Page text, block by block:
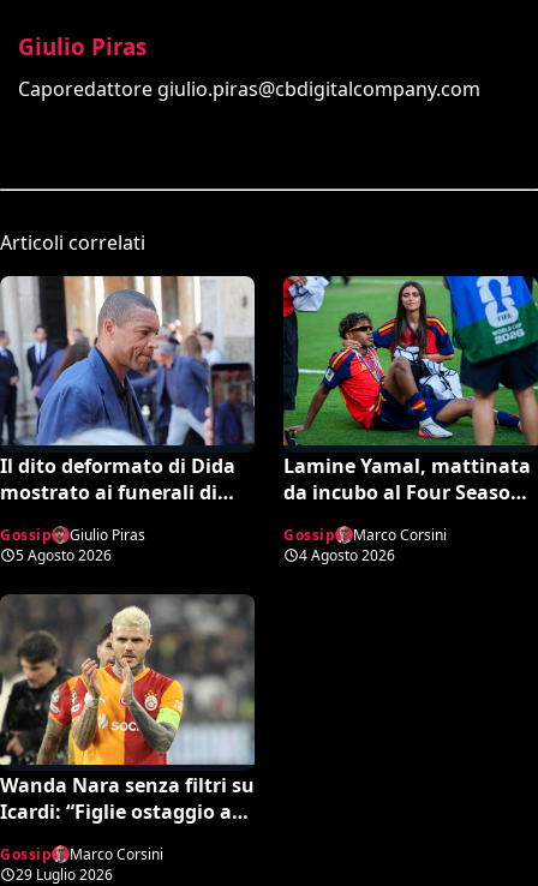
Giulio Piras
Caporedattoregiulio.piras@cbdigitalcompany.com
Articoli correlati
Il dito deformato di Dida
mostrato ai funerali di
portiere?
Gossip
Giulio Piras
5 Agosto 2026
Lamine Yamal, mattinata
da incubo al Four Seasons
personale sotto stress
Gossip
Marco Corsini
4 Agosto 2026
Wanda Nara senza filtri su
Icardi: “Figlie ostaggio a
distruggere Maxi Lopez”
Gossip
Marco Corsini
29 Luglio 2026